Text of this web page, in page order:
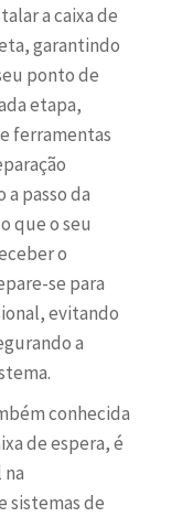
a caixa de
garantindo
ponto de
etapa,
ferramentas
passo da
que o seu
o
se para
evitando
a
conhecida
de espera, é
sistemas de